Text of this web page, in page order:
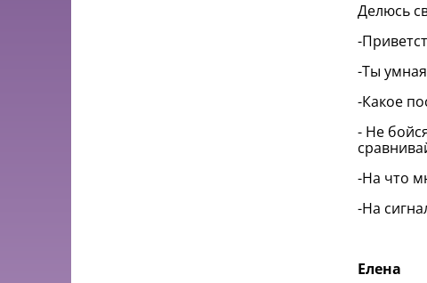
Делюсь
-
-Ты
-Какое
- Не
-На что
-На
Елена